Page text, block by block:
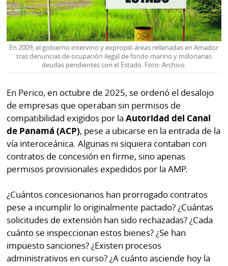
En 2009, el gobierno intervino y expropió áreas rellenadas en Amador
tras denuncias de ocupación ilegal de fondo marino y millonarias
deudas pendientes con el Estado. Foto: Archivo.
En Perico, en octubre de 2025, se ordenó el desalojo
de empresas que operaban sin permisos de
compatibilidad exigidos por laAutoridad del Canal
de Panamá (ACP), pese a ubicarse en la entrada de la
vía interoceánica. Algunas ni siquiera contaban con
contratos de concesión en firme, sino apenas
permisos provisionales expedidos por la AMP.
¿Cuántos concesionarios han prorrogado contratos
pese a incumplir lo originalmente pactado? ¿Cuántas
solicitudes de extensión han sido rechazadas? ¿Cada
cuánto se inspeccionan estos bienes? ¿Se han
impuesto sanciones? ¿Existen procesos
administrativos en curso? ¿A cuánto asciende hoy la